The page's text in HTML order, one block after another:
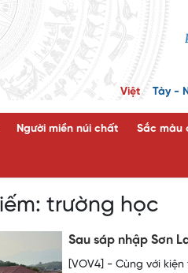
Việt Tày -
Người miền núi chất Sắc màu
trường học
Sau sáp nhập Sơn
[VOV4] - Cùng với